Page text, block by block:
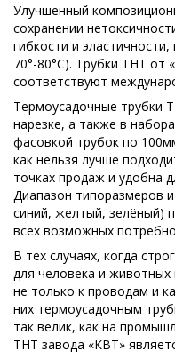
Улучшенный
сохранении
гибкости и
70°-80°С). Трубки ТНТ от
соответствуют
Термоусадочные трубки
нарезке, а также в
фасовкой трубок по
как нельзя лучше
точках продаж и удобна
Диапазон типоразмеров
синий, желтый, зелёный)
всех возможных
В тех случаях, когда
для человека и
не только к проводам и
них термоусадочным
так велик, как на
ТНТ завода «КВТ»